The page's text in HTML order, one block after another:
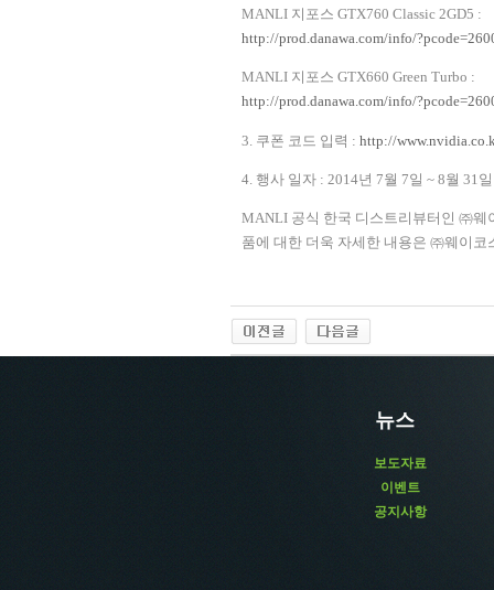
MANLI 지포스 GTX760 Classic 2GD5 :
http://prod.danawa.com/info/
MANLI 지포스 GTX660 Green Turbo :
http://prod.danawa.com/info/
3. 쿠폰 코드 입력 : http://
4. 행사 일자 : 2014년 7월 7일 ~ 8월 31 일
MANLI 공식 한국 디스트리뷰터인 ㈜
품에 대한 더욱 자세한 내용은 ㈜웨이코
뉴스
보도자료
이벤트
공지사항